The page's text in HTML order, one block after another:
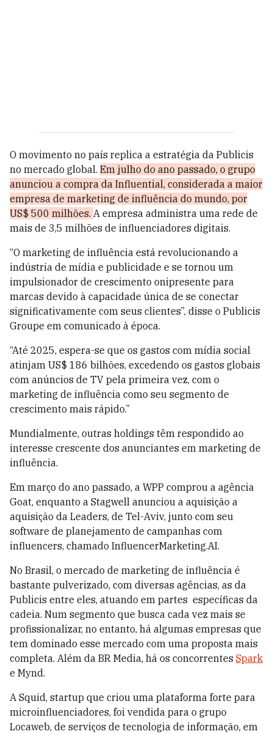
O movimento no país replica a estratégia da Publicis
no mercado global. Em julho do ano passado, o grupo
anunciou a compra da Influential, considerada a maior
empresa de marketing de influência do mundo, por
US$ 500 milhões. A empresa administra uma rede de
mais de 3,5 milhões de influenciadores digitais.
“O marketing de influência está revolucionando a
indústria de mídia e publicidade e se tornou um
impulsionador de crescimento onipresente para
marcas devido à capacidade única de se conectar
significativamente com seus clientes”, disse o Publicis
Groupe em comunicado à época.
“Até 2025, espera-se que os gastos com mídia social
atinjam US$ 186 bilhões, excedendo os gastos globais
com anúncios de TV pela primeira vez, com o
marketing de influência como seu segmento de
crescimento mais rápido.”
Mundialmente, outras holdings têm respondido ao
interesse crescente dos anunciantes em marketing de
influência.
Em março do ano passado, a WPP comprou a agência
Goat, enquanto a Stagwell anunciou a aquisição a
aquisição da Leaders, de Tel-Aviv, junto com seu
software de planejamento de campanhas com
influencers, chamado InfluencerMarketing.AI.
No Brasil, o mercado de marketing de influência é
bastante pulverizado, com diversas agências, as da
Publicis entre eles, atuando em partes específicas da
cadeia. Num segmento que busca cada vez mais se
profissionalizar, no entanto, há algumas empresas que
tem dominado esse mercado com uma proposta mais
completa. Além da BR Media, há os concorrentes Spark
e Mynd.
A Squid, startup que criou uma plataforma forte para
microinfluenciadores, foi vendida para o grupo
Locaweb, de serviços de tecnologia de informação, em